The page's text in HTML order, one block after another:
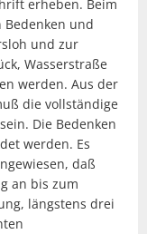
erheben. Beim
Bedenken und
und zur
Wasserstraße
werden. Aus der
die vollständige
Die Bedenken
werden. Es
daß
an bis zum
längstens drei